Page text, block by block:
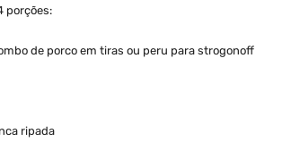
porções:
de porco em tiras ou peru para strogonoff
ripada